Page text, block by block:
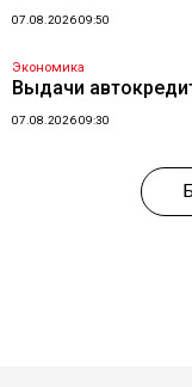
07.08.2026 09:50
Экономика
Выдачи
07.08.2026 09:30